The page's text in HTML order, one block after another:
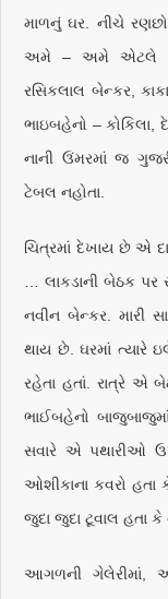
માળનું ઘર. નીચે
અમે – અમે એટલે મારા
રસિકલાલ બેન્કર,
ભાઇબહેનો –
નાની ઉંમરમાં જ
ટેબલ નહોતા.
ચિત્રમાં દેખાય છે એ
… લાકડાની બેઠક
નવીન બેન્કર. મારી
થાય છે. ઘરમાં ત્યારે
રહેતા હતાં. રાત્રે એ
ભાઈબહેનો
સવારે એ પથારીઓ
ઓશીકાના કવરો
જુદા જુદા ટૂવાલ હતા
આગળની ગેલેરીમાં,